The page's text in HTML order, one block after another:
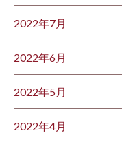
2022年7月
2022年6月
2022年5月
2022年4月